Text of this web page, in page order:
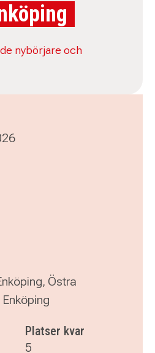
nybörjare och
Östra
Platser kvar
5